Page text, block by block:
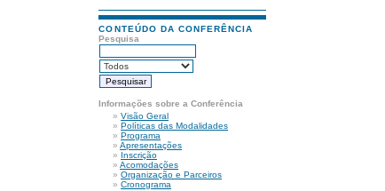
CONTEÚDO DA CONFERÊNCIA
Pesquisa
Informações sobre a Conferência
»Visão Geral
»Políticas das Modalidades
»Programa
»Apresentações
» Inscrição
»Acomodações
»Organização e Parceiros
»Cronograma